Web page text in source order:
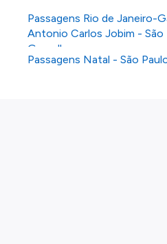
Passagens Rio de Janeiro-
Antonio Carlos Jobim - São
Guarulhos
Passagens Natal - São